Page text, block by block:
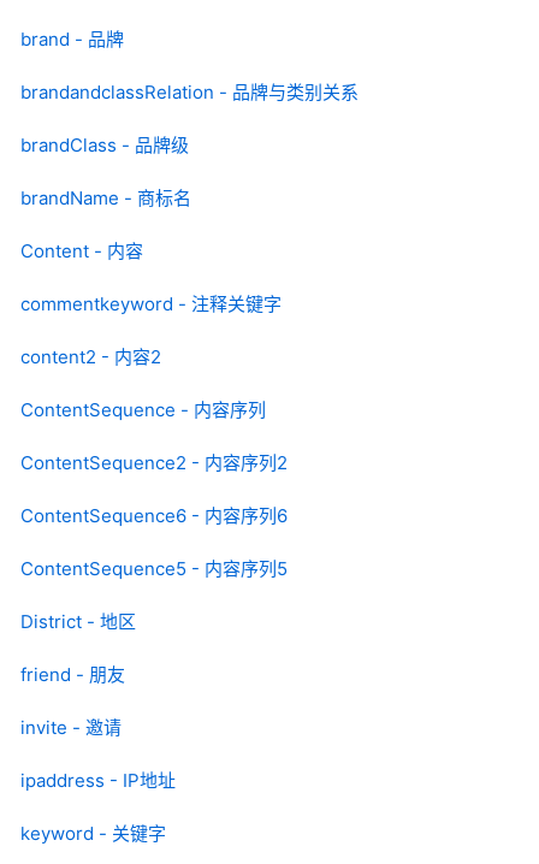
brand - 品牌
brandandclassRelation - 品牌与类别关系
brandClass - 品牌级
brandName - 商标名
Content - 内容
commentkeyword - 注释关键字
content2 - 内容2
ContentSequence - 内容序列
ContentSequence2 - 内容序列2
ContentSequence6 - 内容序列6
ContentSequence5 - 内容序列5
District - 地区
friend - 朋友
invite - 邀请
ipaddress - IP地址
keyword - 关键字